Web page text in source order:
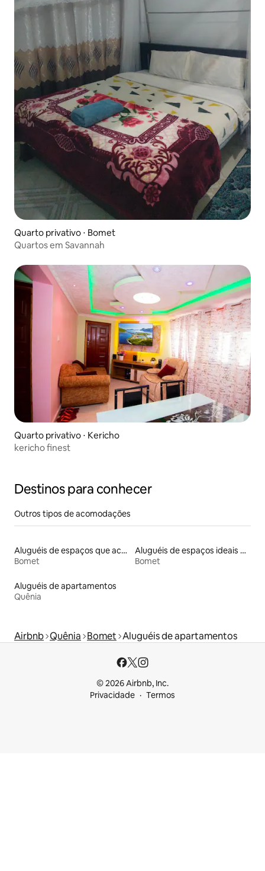
Quarto privativo ⋅ Bomet
Quartos em Savannah
Quarto privativo ⋅ Kericho
kericho finest
Destinos para conhecer
Outros tipos de acomodações
Aluguéis de espaços que aceitam animais de estimação
Bomet
Aluguéis de espaços ideais para famílias
Bomet
Aluguéis de apartamentos
Quênia
Airbnb Quênia Bomet Aluguéis de apartamentos
© 2026 Airbnb, Inc.
Privacidade
Termos